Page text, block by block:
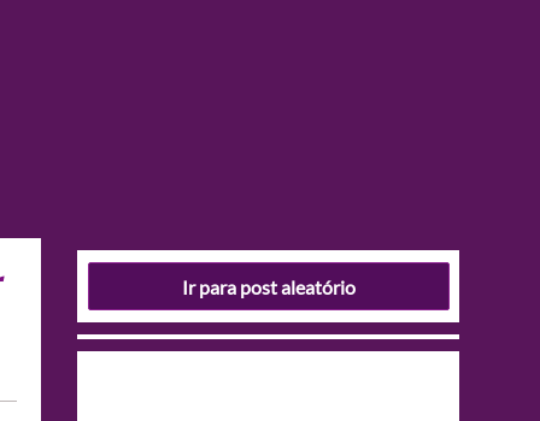
Ir para post aleatório